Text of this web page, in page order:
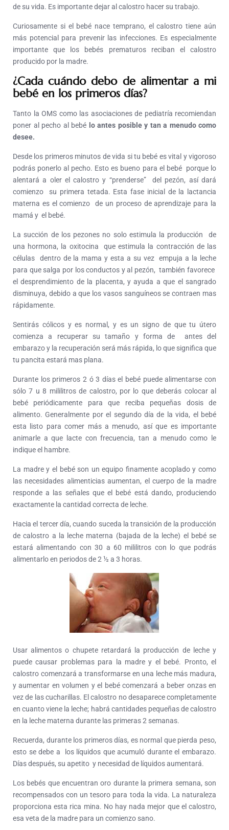
de su vida. Es importante dejar al calostro hacer su trabajo.
Curiosamente si el bebé nace temprano, el calostro tiene aún
más potencial para prevenir las infecciones. Es especialmente
importante que los bebés prematuros reciban el calostro
producido por la madre.
¿Cada cuándo debo de alimentar a mi
bebé en los primeros días?
Tanto la OMS como las asociaciones de pediatría recomiendan
poner al pecho al bebé lo antes posible y tan a menudo como
desee.
Desde los primeros minutos de vida si tu bebé es vital y vigoroso
podrás ponerlo al pecho. Esto es bueno para el bebé porque lo
alentará a oler el calostro y “prenderse” del pezón, así dará
comienzo su primera tetada. Esta fase inicial de la lactancia
materna es el comienzo de un proceso de aprendizaje para la
mamá y el bebé.
La succión de los pezones no solo estimula la producción de
una hormona, la oxitocina que estimula la contracción de las
células dentro de la mama y esta a su vez empuja a la leche
para que salga por los conductos y al pezón, también favorece
el desprendimiento de la placenta, y ayuda a que el sangrado
disminuya, debido a que los vasos sanguíneos se contraen mas
rápidamente.
Sentirás cólicos y es normal, y es un signo de que tu útero
comienza a recuperar su tamaño y forma de antes del
embarazo y la recuperación será más rápida, lo que significa que
tu pancita estará mas plana.
Durante los primeros 2 ó 3 días el bebé puede alimentarse con
sólo 7 u 8 mililitros de calostro, por lo que deberás colocar al
bebé periódicamente para que reciba pequeñas dosis de
alimento. Generalmente por el segundo día de la vida, el bebé
esta listo para comer más a menudo, así que es importante
animarle a que lacte con frecuencia, tan a menudo como le
indique el hambre.
La madre y el bebé son un equipo finamente acoplado y como
las necesidades alimenticias aumentan, el cuerpo de la madre
responde a las señales que el bebé está dando, produciendo
exactamente la cantidad correcta de leche.
Hacia el tercer día, cuando suceda la transición de la producción
de calostro a la leche materna (bajada de la leche) el bebé se
estará alimentando con 30 a 60 mililitros con lo que podrás
alimentarlo en periodos de 2 ½ a 3 horas.
Usar alimentos o chupete retardará la producción de leche y
puede causar problemas para la madre y el bebé. Pronto, el
calostro comenzará a transformarse en una leche más madura,
y aumentar en volumen y el bebé comenzará a beber onzas en
vez de las cucharillas. El calostro no desaparece completamente
en cuanto viene la leche; habrá cantidades pequeñas de calostro
en la leche materna durante las primeras 2 semanas.
Recuerda, durante los primeros días, es normal que pierda peso,
esto se debe a los líquidos que acumuló durante el embarazo.
Días después, su apetito y necesidad de líquidos aumentará.
Los bebés que encuentran oro durante la primera semana, son
recompensados con un tesoro para toda la vida. La naturaleza
proporciona esta rica mina. No hay nada mejor que el calostro,
esa veta de la madre para un comienzo sano.